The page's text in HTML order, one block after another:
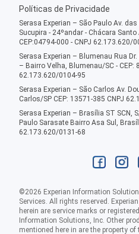
Políticas de Privacidade
Serasa Experian – São Paulo Av.
Sucupira - 24ºandar - Chácara
CEP:04794-000 - CNPJ 62.173.620/
Serasa Experian – Blumenau Rua
– Bairro Velha, Blumenau/SC - CEP:
62.173.620/0104-95
Serasa Experian – São Carlos Av.
Carlos/SP CEP: 13571-385 CNPJ
Serasa Experian – Brasília ST SCN,
Paulo Sarasate Bairro Asa Sul,
62.173.620/0131-68
©2026 Experian Information
Services. All rights reserved.
herein are service marks or
Information Solutions, Inc. Other
mentioned here in are the property of